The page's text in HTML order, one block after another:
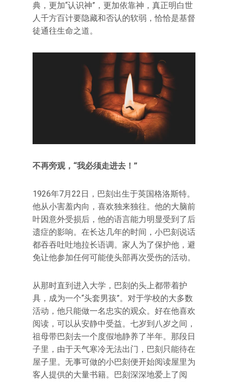
典，更加“认识神”，更加依靠神，真正明白世
人千方百计要隐藏和否认的软弱，恰恰是基督
徒通往生命之道。
不再旁观，“我必须走进去！”
1926年7月22日，巴刻出生于英国格洛斯特。
他从小害羞内向，喜欢独来独往。他的大脑前
叶因意外受损后，他的语言能力明显受到了后
遗症的影响。在长达几年的时间，小巴刻说话
都吞吞吐吐地拉长语调。家人为了保护他，避
免让他参加任何可能使头部再次受伤的活动。
从那时直到进入大学，巴刻的头上都带着护
具，成为一个“头套男孩”。对于学校的大多数
活动，他只能做一名忠实的观众。好在他喜欢
阅读，可以从安静中受益。七岁到八岁之间，
祖母带巴刻去一个度假地静养了半年。那段日
子里，由于天气寒冷无法出门，巴刻只能待在
屋子里。无事可做的小巴刻便开始阅读屋里为
客人提供的大量书籍。巴刻深深地爱上了阅